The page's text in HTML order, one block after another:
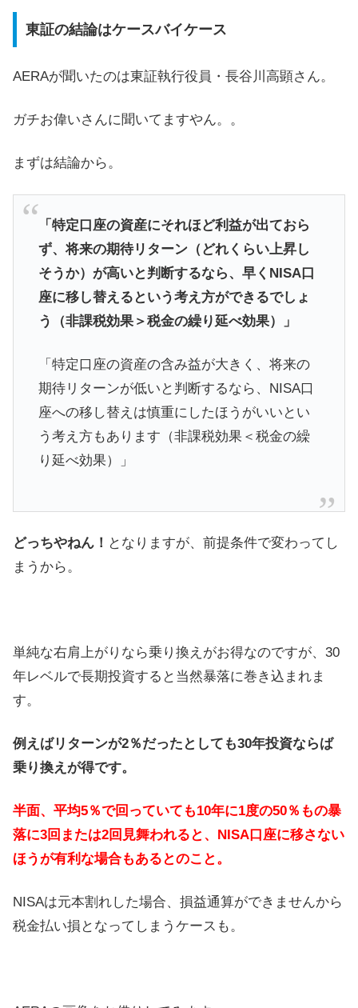
東証の結論はケースバイケース
AERAが聞いたのは東証執行役員・長谷川高顕さん。
ガチお偉いさんに聞いてますやん。。
まずは結論から。
「特定口座の資産にそれほど利益が出ておら
ず、将来の期待リターン（どれくらい上昇し
そうか）が高いと判断するなら、早くNISA口
座に移し替えるという考え方ができるでしょ
う（非課税効果＞税金の繰り延べ効果）」
「特定口座の資産の含み益が大きく、将来の
期待リターンが低いと判断するなら、NISA口
座への移し替えは慎重にしたほうがいいとい
う考え方もあります（非課税効果＜税金の繰
り延べ効果）」
どっちやねん！ となりますが、前提条件で変わってし
まうから。
単純な右肩上がりなら乗り換えがお得なのですが、30
年レベルで長期投資すると当然暴落に巻き込まれま
す。
例えばリターンが2％だったとしても30年投資ならば
乗り換えが得です。
半面、平均5％で回っていても10年に1度の50％もの暴
落に3回または2回見舞われると、NISA口座に移さない
ほうが有利な場合もあるとのこと。
NISAは元本割れした場合、損益通算ができませんから
税金払い損となってしまうケースも。